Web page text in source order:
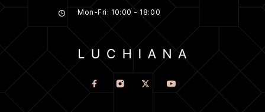
Mon-Fri: 10:00 - 18:00